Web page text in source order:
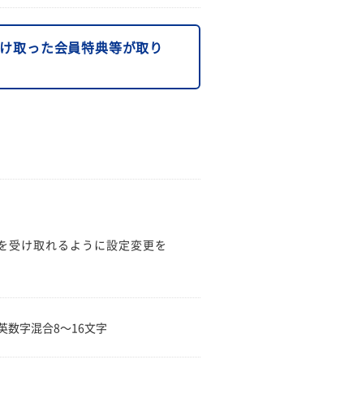
取った会員特典等が取り
受け取れるように設定変更を
数字混合8〜16文字